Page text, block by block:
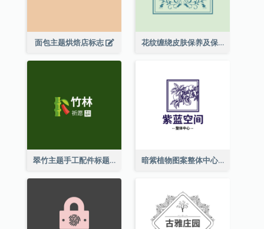
面包主题烘焙店标志 花纹缠绕皮肤保养及保健养生标志设计
翠竹主题手工配件标题 暗紫植物图案整体中心标志